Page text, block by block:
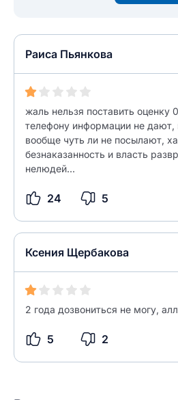
Раиса Пьянкова
жаль нельзя поставить оценку
телефону информации не
вообще чуть ли не посылают,
безнаказанность и власть
нелюдей...
24 5
Ксения Щербакова
2 года дозвониться не могу,
5 2
Текст отзыва
0/500
разрешить
Введите свой номер
Ответ на отзыв
0/500
разрешить
ОСТАВИТЬ
Название населенного
НАЙТИ МЕНЯ
ЗАКРЫТЬ